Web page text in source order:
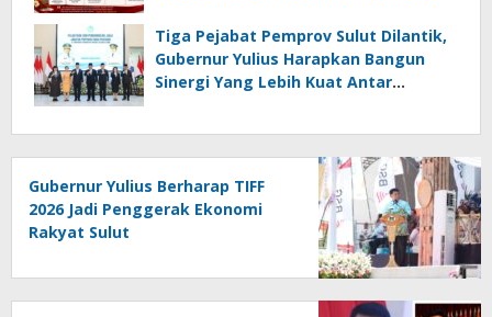
Tiga Pejabat Pemprov Sulut Dilantik,
Gubernur Yulius Harapkan Bangun
Sinergi Yang Lebih Kuat Antar
Gubernur Yulius Berharap TIFF
2026 Jadi Penggerak Ekonomi
Rakyat Sulut